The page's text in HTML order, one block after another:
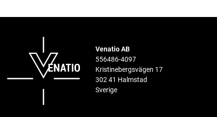
Venatio AB
556486-4097
Kristinebergsvägen 17
302 41 Halmstad
Sverige